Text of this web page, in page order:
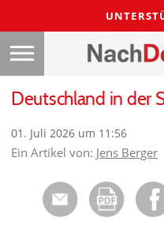
Deutschland in der
01. Juli 2026 um 11:56
Ein Artikel von: Jens Berger